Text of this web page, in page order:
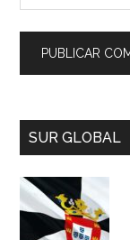
SUR GLOBAL